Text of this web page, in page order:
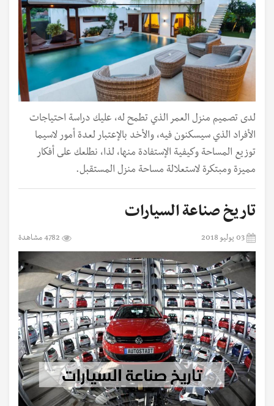
لدى تصميم منزل العمر الذي تطمح له، عليك دراسة احتياجات
الأفراد الذي سيسكنون فيه، والأخد بالإعتبار لعدة أمور لاسيما
توزيع المساحة وكيفية الإستفادة منها، لذا، نطلعك على أفكار
مميزة ومبتكرة لاستعلالة مساحة منزل المستقبل.
تاريخ صناعة السيارات
03 يوليو 2018 4782 مشاهدة